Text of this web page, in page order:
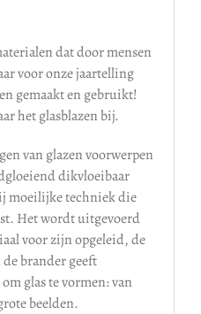
dat door mensen
voor onze jaartelling
gemaakt en gebruikt!
het glasblazen bij.
van glazen voorwerpen
dikvloeibaar
moeilijke techniek die
Het wordt uitgevoerd
voor zijn opgeleid, de
de brander geeft
glas te vormen: van
beelden.